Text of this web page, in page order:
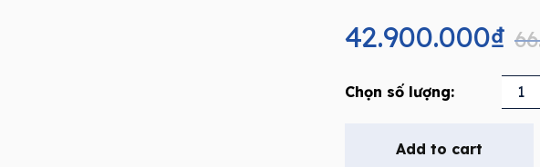
price
was:
66.000.000₫.
42.900.000₫
price
is:
42.900.000₫.
massage
Add to cart